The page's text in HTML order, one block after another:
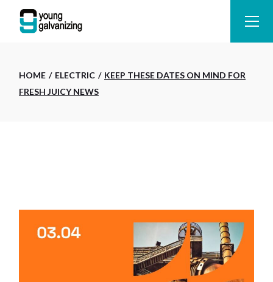
HOME ELECTRIC
KEEP THESE DATES ON MIND FOR
FRESH JUICY NEWS